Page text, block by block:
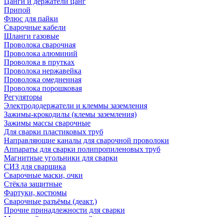
Припой
Флюс для пайки
Сварочные кабели
Шланги газовые
Проволока сварочная
Проволока алюминий
Проволока в прутках
Проволока нержавейка
Проволока омедненная
Проволока порошковая
Регуляторы
Электрододержатели и клеммы заземления
Зажимы-крокодилы (клемы заземления)
Зажимы массы сварочные
Для сварки пластиковых труб
Направляющие каналы для сварочной проволоки
Аппараты для сварки полипропиленовых труб
Магнитные угольники для сварки
СИЗ для сварщика
Сварочные маски, очки
Стёкла защитные
Фартуки, костюмы
Сварочные разъёмы (деакт.)
Прочие принадлежности для сварки